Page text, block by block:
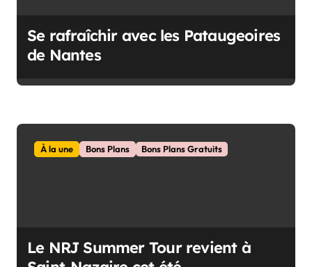
Se rafraîchir avec les Pataugeoires
de Nantes
À la une Bons Plans Bons Plans Gratuits
Le NRJ Summer Tour revient à